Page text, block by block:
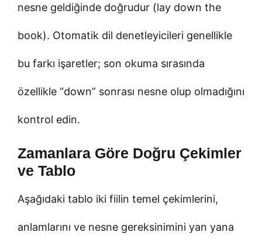
nesne geldiğinde doğrudur (lay down the
book). Otomatik dil denetleyicileri genellikle
bu farkı işaretler; son okuma sırasında
özellikle “down” sonrası nesne olup olmadığını
kontrol edin.
Zamanlara Göre Doğru Çekimler
ve Tablo
Aşağıdaki tablo iki fiilin temel çekimlerini,
anlamlarını ve nesne gereksinimini yan yana